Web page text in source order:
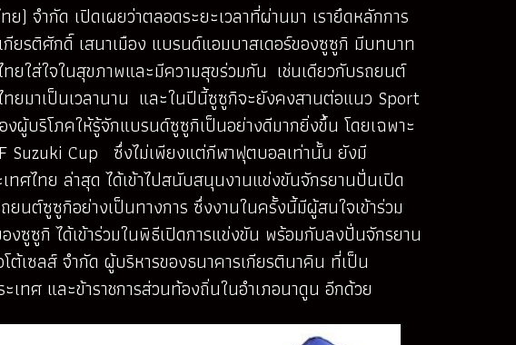
จำกัด เปิดเผยว่าตลอดระยะเวลาที่ผ่านมา เรายึดหลักการ
ยรติศักดิ์ เสนาเมือง แบรนด์แอมบาสเดอร์ของซูซูกิ มีบทบาท
ทยใส่ใจในสุขภาพและมีความสุขร่วมกัน เช่นเดียวกับรถยนต์
ยมาเป็นเวลานาน และในปีนี้ซูซูกิจะยังคงสานต่อแนว Sport
งผู้บริโภคให้รู้จักแบรนด์ซูซูกิเป็นอย่างดีมากยิ่งขึ้น โดยเฉพาะ
Suzuki Cup ซึ่งไม่เพียงแต่กีฬาฟุตบอลเท่านั้น ยังมี
ทศไทย ล่าสุด ได้เข้าไปสนับสนุนงานแข่งขันจักรยานปั่นเปิด
นต์ซูซูกิอย่างเป็นทางการ ซึ่งงานในครั้งนี้มีผู้สนใจเข้าร่วม
ซูซูกิ ได้เข้าร่วมในพิธีเปิดการแข่งขัน พร้อมกับลงปั่นจักรยาน
เซลส์ จำกัด ผู้บริหารของธนาคารเกียรตินาคิน ที่เป็น
ทศ และข้าราชการส่วนท้องถิ่นในอำเภอนาดูน อีกด้วย